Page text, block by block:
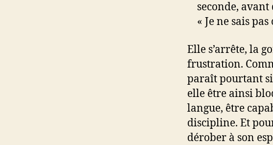
seconde,
« Je ne sais
Elle s’arrête, la
frustration.
paraît pourtant
elle être ainsi
langue, être
discipline. Et
dérober à son